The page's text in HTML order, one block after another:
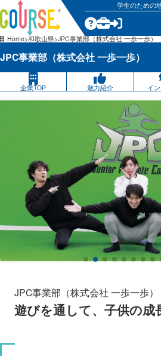
学生のための
Home 和歌山県 JPC事業部（株式会社 一歩一歩）
JPC事業部（株式会社 一歩一歩）
企業TOP 魅力紹介 イ
JPC事業部（株式会社 一歩一歩）
遊びを通して、子供の成